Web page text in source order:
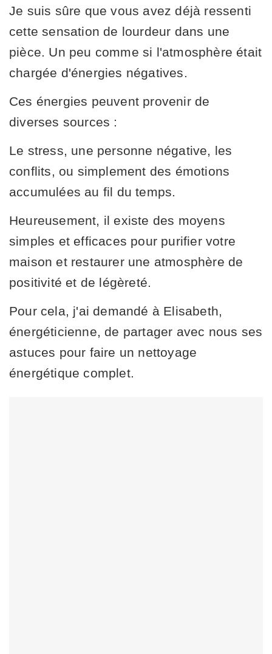
Je suis sûre que vous avez déjà ressenti
cette sensation de lourdeur dans une
pièce. Un peu comme si l'atmosphère était
chargée d'énergies négatives.
Ces énergies peuvent provenir de
diverses sources :
Le stress, une personne négative, les
conflits, ou simplement des émotions
accumulées au fil du temps.
Heureusement, il existe des moyens
simples et efficaces pour purifier votre
maison et restaurer une atmosphère de
positivité et de légèreté.
Pour cela, j'ai demandé à Elisabeth,
énergéticienne, de partager avec nous ses
astuces pour faire un nettoyage
énergétique complet.